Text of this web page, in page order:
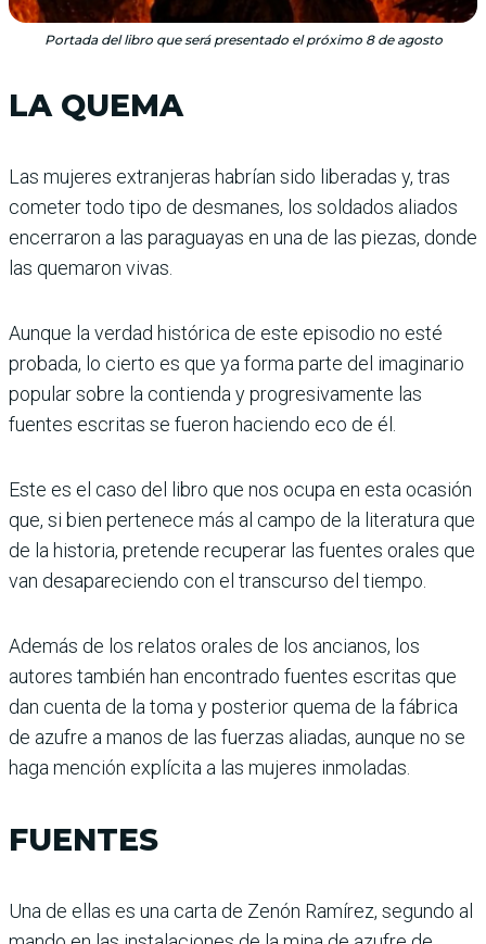
Portada del libro que será presentado el próximo 8 de agosto
LA QUEMA
Las mujeres extranjeras habrían sido liberadas y, tras
cometer todo tipo de desmanes, los soldados aliados
encerraron a las paraguayas en una de las piezas, donde
las quemaron vivas.
Aunque la verdad histórica de este episodio no esté
probada, lo cierto es que ya forma parte del imaginario
popular sobre la contienda y progresivamente las
fuentes escritas se fueron haciendo eco de él.
Este es el caso del libro que nos ocupa en esta ocasión
que, si bien pertenece más al campo de la literatura que
de la historia, pretende recuperar las fuentes orales que
van desapareciendo con el transcurso del tiempo.
Además de los relatos orales de los ancianos, los
autores también han encontrado fuentes escritas que
dan cuenta de la toma y posterior quema de la fábrica
de azufre a manos de las fuerzas aliadas, aunque no se
haga mención explícita a las mujeres inmoladas.
FUENTES
Una de ellas es una carta de Zenón Ramírez, segundo al